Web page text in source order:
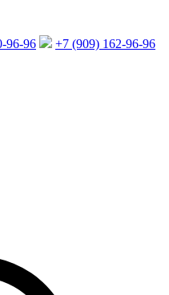
96-96 +7 (909) 162-96-96